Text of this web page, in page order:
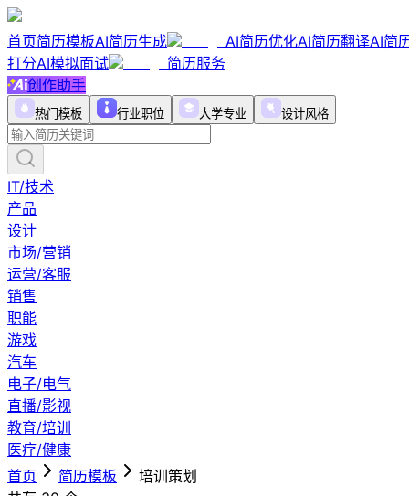
首页简历模板AI简历生成 AI简历优化AI简历翻译AI简
打分AI模拟面试
简历服务
创作助手
热门模板 行业职位 大学专业 设计风格
IT/技术
产品
设计
市场/营销
运营/客服
销售
职能
游戏
汽车
电子/电气
直播/影视
教育/培训
医疗/健康
首页
简历模板
培训策划